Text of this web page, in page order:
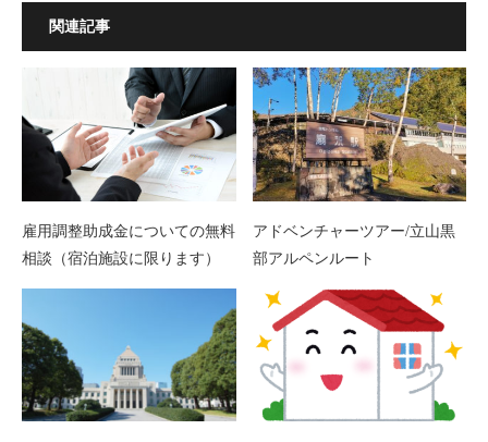
関連記事
雇用調整助成金についての無料
相談（宿泊施設に限ります）
アドベンチャーツアー/立山黒
部アルペンルート